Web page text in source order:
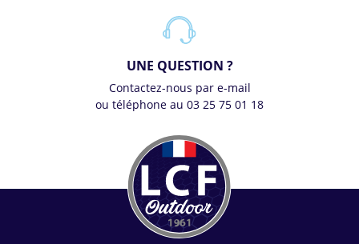
UNE QUESTION ?
Contactez-nous par e-mail
ou téléphone au 03 25 75 01 18